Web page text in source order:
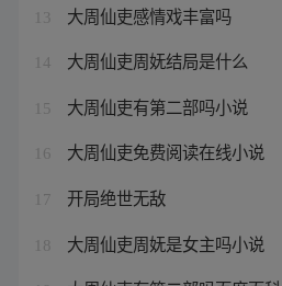
13 大周仙吏感情戏丰富吗
14 大周仙吏周妩结局是什么
15 大周仙吏有第二部吗小说
16 大周仙吏免费阅读在线小说
17 开局绝世无敌
18 大周仙吏周妩是女主吗小说